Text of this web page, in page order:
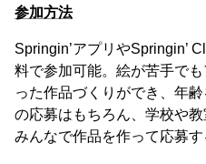
参加方法
Springin’アプリやSpringin’
料で参加可能。絵が苦手で
った作品づくりができ、年
の応募はもちろん、学校や
みんなで作品を作って応募す